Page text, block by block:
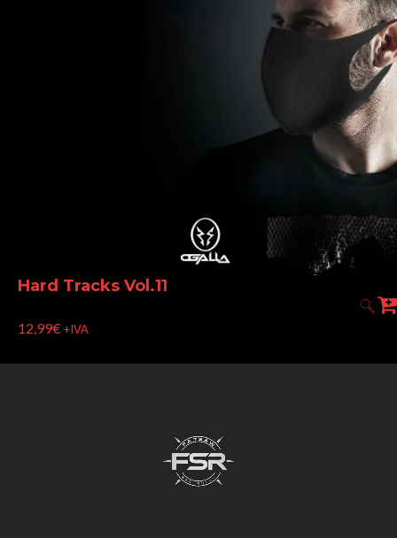
Hard Tracks Vol.11
12,99€+IVA